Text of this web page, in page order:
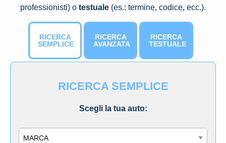
professionisti) o testuale (es.: termine, codice, ecc.).
RICERCA
SEMPLICE
RICERCA
AVANZATA
RICERCA
TESTUALE
RICERCA SEMPLICE
Scegli la tua auto: